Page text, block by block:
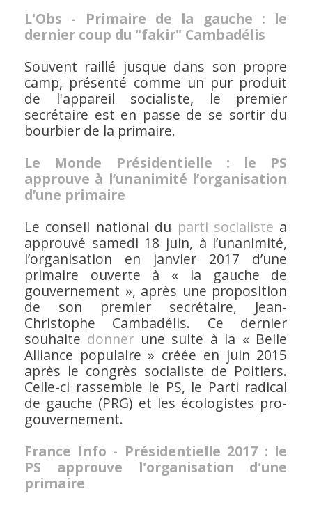
L'Obs - Primaire de la gauche : le
dernier coup du "fakir" Cambadélis
Souvent raillé jusque dans son propre
camp, présenté comme un pur produit
de l'appareil socialiste, le premier
secrétaire est en passe de se sortir du
bourbier de la primaire.
Le Monde Présidentielle : le PS
approuve à l’unanimité l’organisation
d’une primaire
Le conseil national du parti socialiste a
approuvé samedi 18 juin, à l’unanimité,
l’organisation en janvier 2017 d’une
primaire ouverte à « la gauche de
gouvernement », après une proposition
de son premier secrétaire, Jean-
Christophe Cambadélis. Ce dernier
souhaite donner une suite à la « Belle
Alliance populaire » créée en juin 2015
après le congrès socialiste de Poitiers.
Celle-ci rassemble le PS, le Parti radical
de gauche (PRG) et les écologistes pro-
gouvernement.
France Info - Présidentielle 2017 : le
PS approuve l'organisation d'une
primaire